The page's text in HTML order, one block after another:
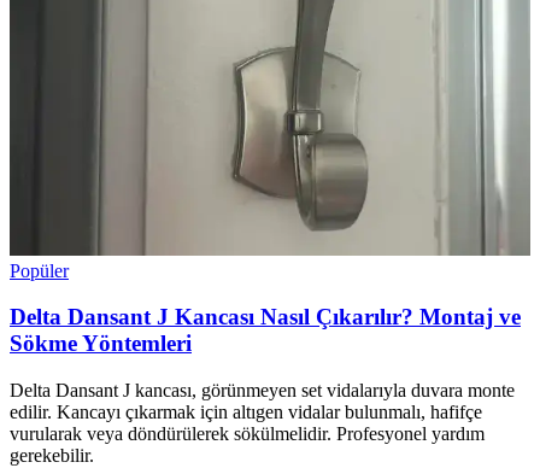
Popüler
Delta Dansant J Kancası Nasıl Çıkarılır? Montaj ve
Sökme Yöntemleri
Delta Dansant J kancası, görünmeyen set vidalarıyla duvara monte
edilir. Kancayı çıkarmak için altıgen vidalar bulunmalı, hafifçe
vurularak veya döndürülerek sökülmelidir. Profesyonel yardım
gerekebilir.